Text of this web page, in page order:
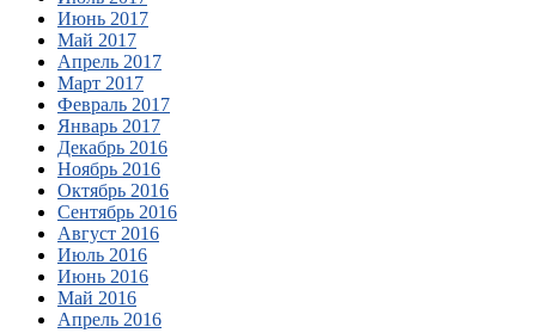
Июнь 2017
Май 2017
Апрель 2017
Март 2017
Февраль 2017
Январь 2017
Декабрь 2016
Ноябрь 2016
Октябрь 2016
Сентябрь 2016
Август 2016
Июль 2016
Июнь 2016
Май 2016
Апрель 2016